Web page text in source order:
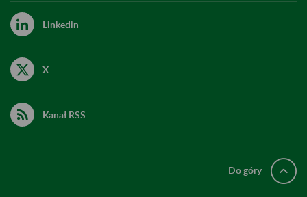
Linkedin
X
Kanał RSS
Do góry